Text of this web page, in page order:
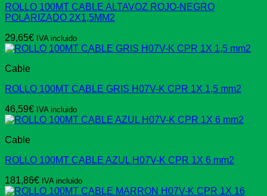
ROLLO 100MT CABLE ALTAVOZ ROJO-NEGRO
POLARIZADO 2X1,5MM2
29,65€ IVA incluido
Cable
ROLLO 100MT CABLE GRIS H07V-K CPR 1X 1,5 mm2
46,59€ IVA incluido
Cable
ROLLO 100MT CABLE AZUL H07V-K CPR 1X 6 mm2
181,86€ IVA incluido